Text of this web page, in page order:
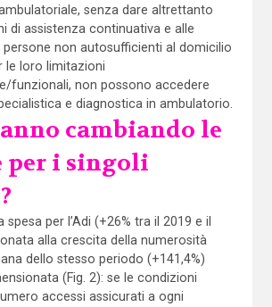
senza dare altrettanto
di assistenza continuativa e alle
non autosufficienti al domicilio
le loro limitazioni
funzionali, non possono accedere
e diagnostica in ambulatorio.
cambiando le
per i singoli
spesa per l’Adi (+26% tra il 2019 e il
alla crescita della numerosità
dello stesso periodo (+141,4%)
(Fig. 2): se le condizioni
accessi assicurati a ogni